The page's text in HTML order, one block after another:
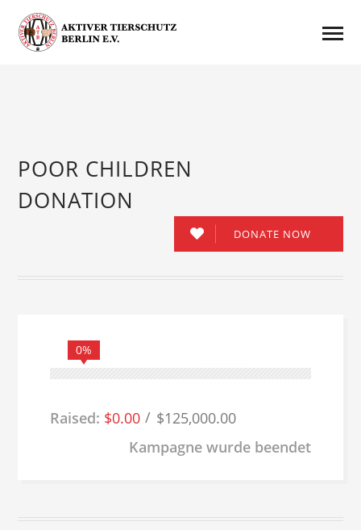
POOR CHILDREN
DONATION
DONATE NOW
0%
Raised: $0.00
$125,000.00
Kampagne wurde beendet